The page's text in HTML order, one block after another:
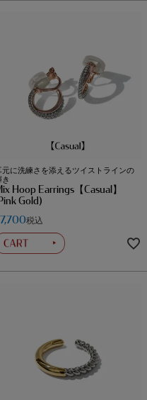
元に洗練さを添えるツイストラインの
き
Hoop Earrings【Casual】
Gold)
7,700税込